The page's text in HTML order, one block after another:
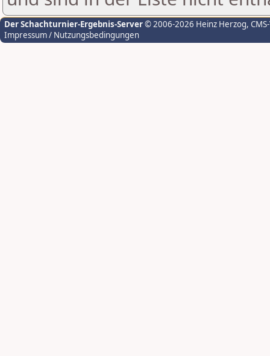
Der Schachturnier-Ergebnis-Server© 2006-2026 Heinz Herzog,
Impressum / Nutzungsbedingungen